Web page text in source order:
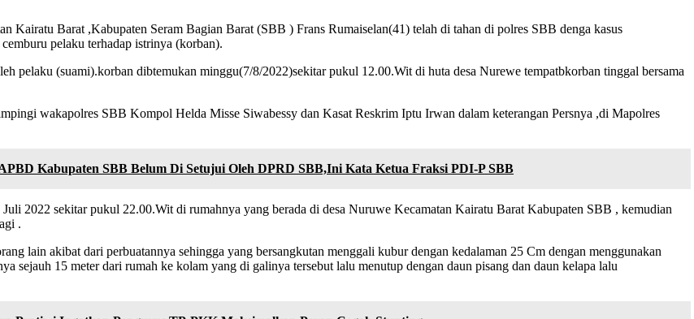
Kairatu Barat ,Kabupaten Seram Bagian Barat (SBB ) Frans Rumaiselan(41) telah di tahan di polres SBB denga kasus
pelaku terhadap istrinya (korban).
pelaku (suami).korban dibtemukan minggu(7/8/2022)sekitar pukul 12.00.Wit di huta desa Nurewe tempatbkorban tinggal bersama
wakapolres SBB Kompol Helda Misse Siwabessy dan Kasat Reskrim Iptu Irwan dalam keterangan Persnya ,di Mapolres
Kabupaten SBB Belum Di Setujui Oleh DPRD SBB,Ini Kata Ketua Fraksi PDI-P SBB
2022 sekitar pukul 22.00.Wit di rumahnya yang berada di desa Nuruwe Kecamatan Kairatu Barat Kabupaten SBB , kemudian
.
lain akibat dari perbuatannya sehingga yang bersangkutan menggali kubur dengan kedalaman 25 Cm dengan menggunakan
sejauh 15 meter dari rumah ke kolam yang di galinya tersebut lalu menutup dengan daun pisang dan daun kelapa lalu